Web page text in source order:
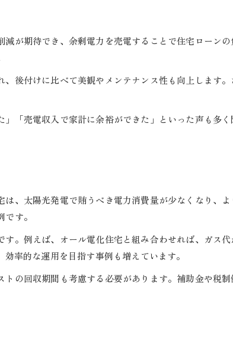
光発電の未来像
もたらす可能性
が期待でき、余剰電力を売電することで住宅ローン
後付けに比べて美観やメンテナンス性も向上します
「売電収入で家計に余裕ができた」といった声も多
、太陽光発電で賄うべき電力消費量が少なくなり、
す。
。例えば、オール電化住宅と組み合わせれば、ガス
率的な運用を目指す事例も増えています。
の回収期間も考慮する必要があります。補助金や税